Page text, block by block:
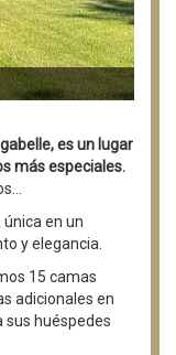
es un lugar
más especiales.
en un
y elegancia.
15 camas
adicionales en
sus huéspedes